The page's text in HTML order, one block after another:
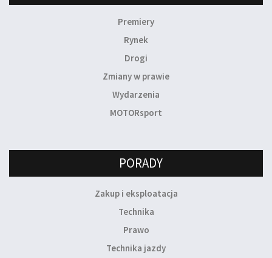
Premiery
Rynek
Drogi
Zmiany w prawie
Wydarzenia
MOTORsport
PORADY
Zakup i eksploatacja
Technika
Prawo
Technika jazdy